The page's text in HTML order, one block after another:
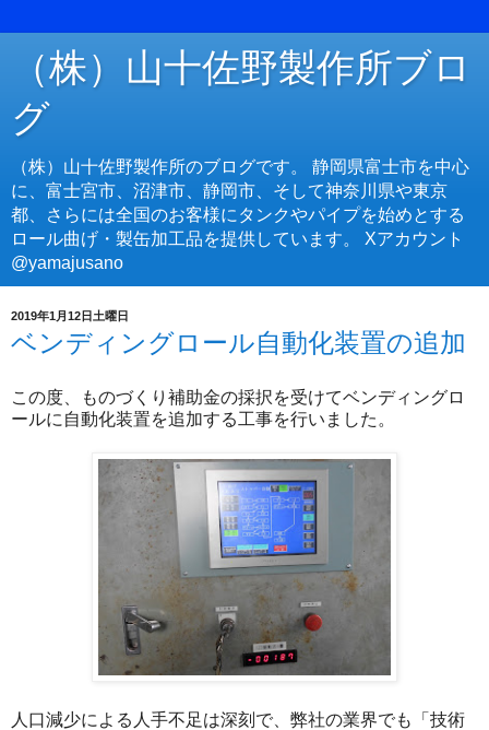
（株）山十佐野製作所ブロ
グ
（株）山十佐野製作所のブログです。 静岡県富士市を中心
に、富士宮市、沼津市、静岡市、そして神奈川県や東京
都、さらには全国のお客様にタンクやパイプを始めとする
ロール曲げ・製缶加工品を提供しています。 Xアカウント
@yamajusano
2019年1月12日土曜日
ベンディングロール自動化装置の追加
この度、ものづくり補助金の採択を受けてベンディングロ
ールに自動化装置を追加する工事を行いました。
人口減少による人手不足は深刻で、弊社の業界でも「技術